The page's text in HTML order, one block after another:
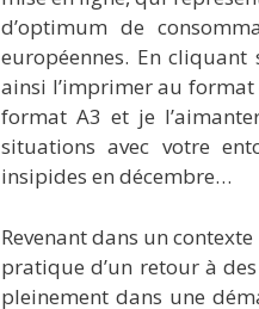
d’optimum de
européennes. En
ainsi l’imprimer au format
format A3 et je
situations avec votre
insipides en décembre…
Revenant dans un
pratique d’un retour à
pleinement dans une